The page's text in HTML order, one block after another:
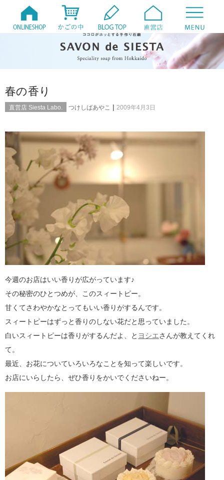
春の香り
直営店 Siesta Labo. つけしばあやこ | 2009年4月3日
今週のお店はいい香りが広がっています♪
その秘密のひとつめが、このスィートピー。
甘くてさわやかなとってもいい香りがするんです。
スィートピーはずっと香りのしない花だと思っていました。
白いスィートピーは香りがするんだよ、と ヨシエさんが教えてくれ
て。
最近、お花についていろいろなことを知って楽しいです。
お店にいらしたら、ぜひ香りをかいでくださいねー。